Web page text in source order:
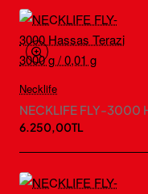
Necklife
NECKLIFE FLY-3000
6.250,00TL